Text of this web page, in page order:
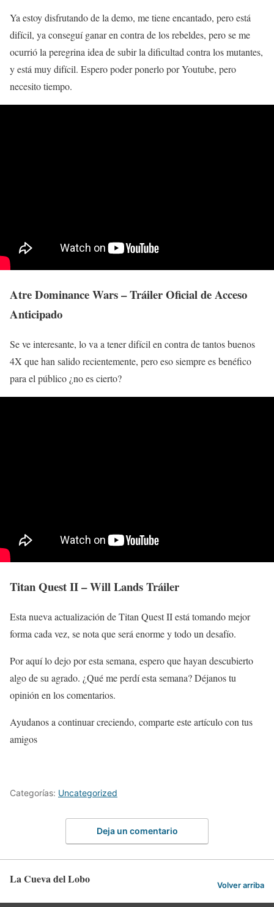
Ya estoy disfrutando de la demo, me tiene encantado, pero está
difícil, ya conseguí ganar en contra de los rebeldes, pero se me
ocurrió la peregrina idea de subir la dificultad contra los mutantes,
y está muy difícil. Espero poder ponerlo por Youtube, pero
necesito tiempo.
Atre Dominance Wars – Tráiler Oficial de Acceso
Anticipado
Se ve interesante, lo va a tener difícil en contra de tantos buenos
4X que han salido recientemente, pero eso siempre es benéfico
para el público ¿no es cierto?
Titan Quest II – Will Lands Tráiler
Esta nueva actualización de Titan Quest II está tomando mejor
forma cada vez, se nota que será enorme y todo un desafío.
Por aquí lo dejo por esta semana, espero que hayan descubierto
algo de su agrado. ¿Qué me perdí esta semana? Déjanos tu
opinión en los comentarios.
Ayudanos a continuar creciendo, comparte este artículo con tus
amigos
Categorías: Uncategorized
Deja un comentario
La Cueva del Lobo Volver arriba